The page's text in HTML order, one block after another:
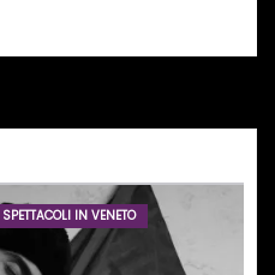
SPETTACOLI IN VENETO